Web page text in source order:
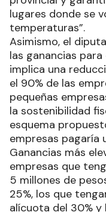
lugares donde se
temperaturas”.
Asimismo, el
las ganancias
implica una
el 90% de las
pequeñas
la sostenibilidad
esquema
empresas pagaría
Ganancias más
empresas que
5 millones de
25%, los que
alícuota del 30%